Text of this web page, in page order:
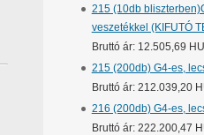
215 (10db
veszetékkel (KIFUTÓ
Bruttó ár: 12.505,69
215 (200db) G4-es,
Bruttó ár: 212.039,20
216 (200db) G4-es,
Bruttó ár: 222.200,47